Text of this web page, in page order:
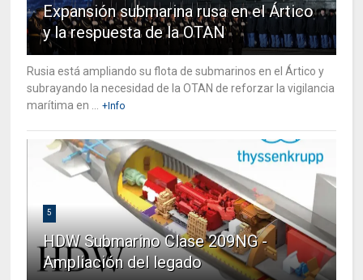
Expansión submarina rusa en el Ártico
y la respuesta de la OTAN
Rusia está ampliando su flota de submarinos en el Ártico y
subrayando la necesidad de la OTAN de reforzar la vigilancia
marítima en ...
+Info
5
HDW Submarino Clase 209NG -
Ampliación del legado